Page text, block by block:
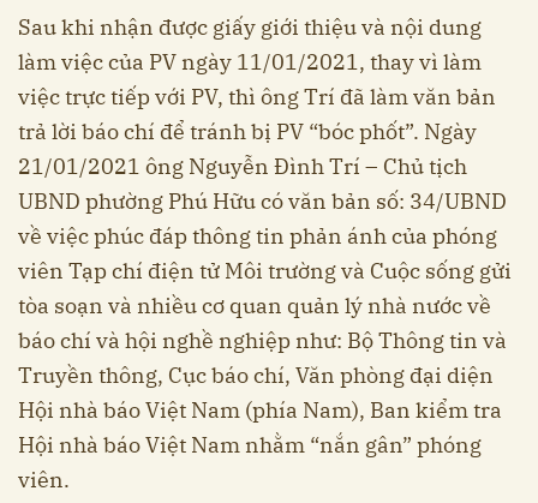
Sau khi nhận được giấy giới thiệu và nội dung
làm việc của PV ngày 11/01/2021, thay vì làm
việc trực tiếp với PV, thì ông Trí đã làm văn bản
trả lời báo chí để tránh bị PV “bóc phốt”. Ngày
21/01/2021 ông Nguyễn Đình Trí – Chủ tịch
UBND phường Phú Hữu có văn bản số: 34/UBND
về việc phúc đáp thông tin phản ánh của phóng
viên Tạp chí điện tử Môi trường và Cuộc sống gửi
tòa soạn và nhiều cơ quan quản lý nhà nước về
báo chí và hội nghề nghiệp như: Bộ Thông tin và
Truyền thông, Cục báo chí, Văn phòng đại diện
Hội nhà báo Việt Nam (phía Nam), Ban kiểm tra
Hội nhà báo Việt Nam nhằm “nắn gân” phóng
viên.